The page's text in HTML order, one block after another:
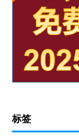
标签